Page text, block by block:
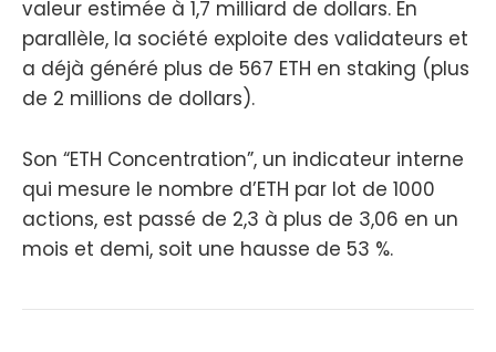
valeur estimée à 1,7 milliard de dollars. En
parallèle, la société exploite des validateurs et
a déjà généré plus de 567 ETH en staking (plus
de 2 millions de dollars).
Son “ETH Concentration”, un indicateur interne
qui mesure le nombre d’ETH par lot de 1000
actions, est passé de 2,3 à plus de 3,06 en un
mois et demi, soit une hausse de 53 %.